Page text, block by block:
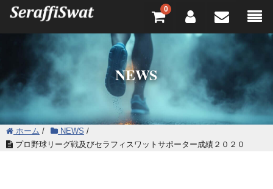
0
NEWS
ホーム / NEWS /
プロ野球リーグ戦及びセラフィスワットサポーター成績２０２０